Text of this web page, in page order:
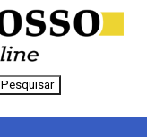
Pesquisar